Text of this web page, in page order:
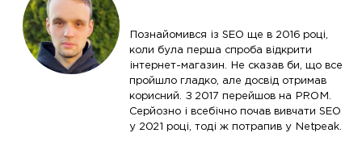
Познайомився із SEO ще в 2016 році,
коли була перша спроба відкрити
інтернет-магазин. Не сказав би, що все
пройшло гладко, але досвід отримав
корисний. З 2017 перейшов на PROM.
Серйозно і всебічно почав вивчати SEO
у 2021 році, тоді ж потрапив у Netpeak.